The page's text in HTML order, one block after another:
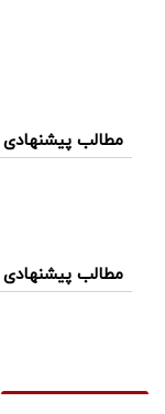
مطالب پیشنهادی
مطالب پیشنهادی